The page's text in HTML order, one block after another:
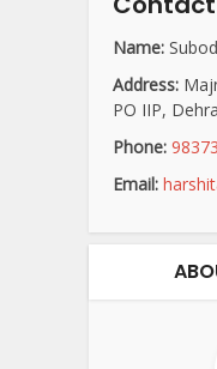
Name:
Address:
PO IIP,
Phone:
Email: